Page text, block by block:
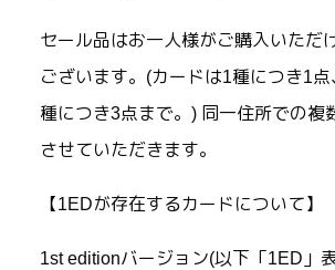
セール品はお一人様がご購入いただ
ございます。(カードは1種につき1
種につき3点まで。) 同一住所での複
させていただきます。
【1EDが存在するカードについて】
1st editionバージョン(以下「1ED」